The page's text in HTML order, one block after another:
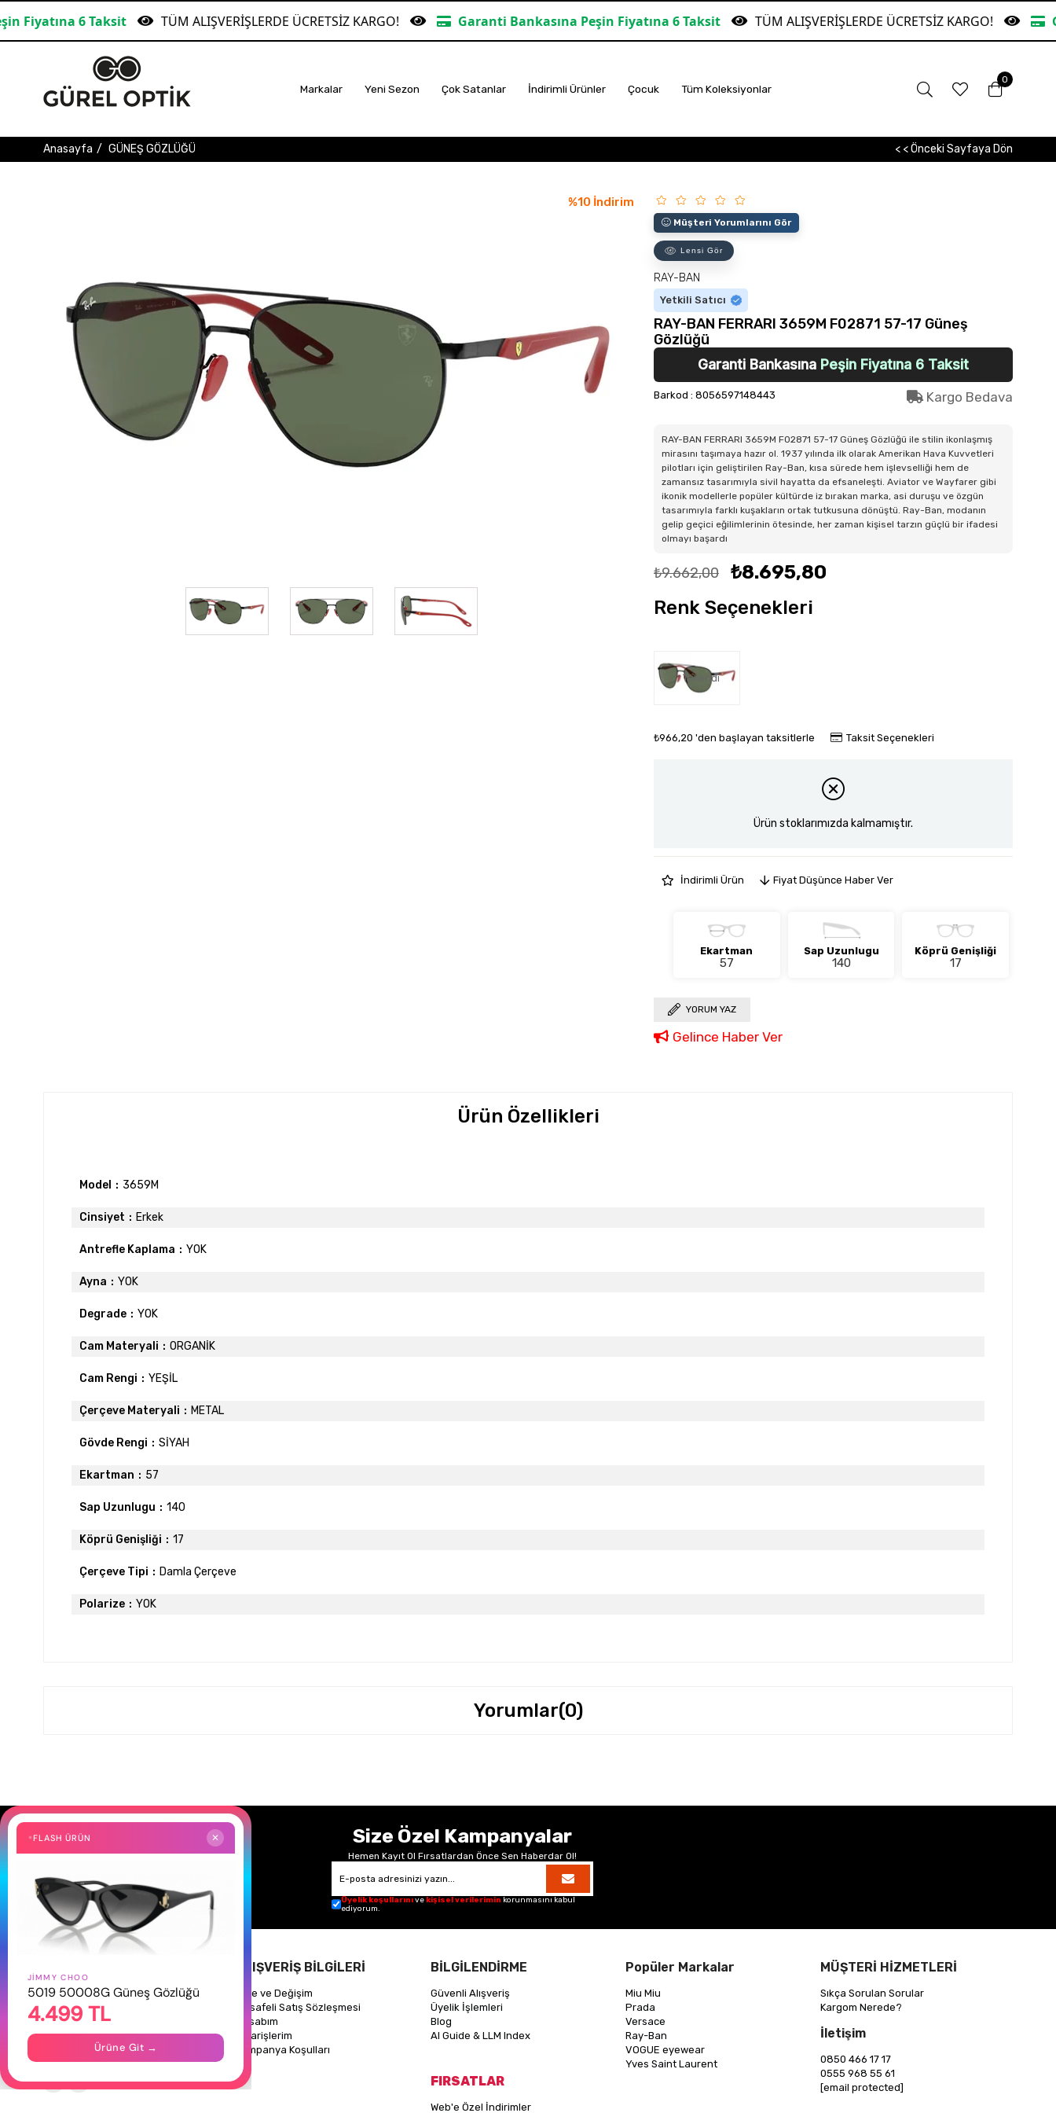
TÜM ALIŞVERİŞLERDE ÜCRETSİZ KARGO! Garanti Bankasına Peşin Fiyatına 6 Taksit TÜM ALIŞVERİŞLERDE ÜCRETSİZ KARGO! Garanti
Markalar Yeni Sezon Çok Satanlar İndirimli Ürünler Çocuk Tüm Koleksiyonlar
0
Anasayfa GÜNEŞ GÖZLÜĞÜ < < Önceki Sayfaya Dön
%10 İndirim
Müşteri Yorumlarını Gör
Lensi Gör
RAY-BAN
Yetkili Satıcı
RAY-BAN FERRARI 3659M F02871 57-17 Güneş
Gözlüğü
Garanti Bankasına Peşin Fiyatına 6 Taksit
Barkod : 8056597148443 Kargo Bedava
RAY-BAN FERRARI 3659M F02871 57-17 Güneş Gözlüğü ile stilin ikonlaşmış
mirasını taşımaya hazır ol. 1937 yılında ilk olarak Amerikan Hava Kuvvetleri
pilotları için geliştirilen Ray-Ban, kısa sürede hem işlevselliği hem de
zamansız tasarımıyla sivil hayatta da efsaneleşti. Aviator ve Wayfarer gibi
ikonik modellerle popüler kültürde iz bırakan marka, asi duruşu ve özgün
tasarımıyla farklı kuşakların ortak tutkusuna dönüştü. Ray-Ban, modanın
gelip geçici eğilimlerinin ötesinde, her zaman kişisel tarzın güçlü bir ifadesi
olmayı başardı
₺9.662,00
₺8.695,80
Renk Seçenekleri
Tükendi
₺966,20 'den başlayan taksitlerle Taksit Seçenekleri
Ürün stoklarımızda kalmamıştır.
İndirimli Ürün Fiyat Düşünce Haber Ver
Ekartman
57
Sap Uzunlugu
140
Köprü Genişliği
17
YORUM YAZ
Gelince Haber Ver
Ürün Özellikleri
Model 3659M
Cinsiyet Erkek
Antrefle Kaplama YOK
Ayna YOK
Degrade YOK
Cam Materyali ORGANİK
Cam Rengi YEŞİL
Çerçeve Materyali METAL
Gövde Rengi SİYAH
Ekartman 57
Sap Uzunlugu 140
Köprü Genişliği 17
Çerçeve Tipi Damla Çerçeve
Polarize YOK
Yorumlar(0)
Size Özel Kampanyalar
Hemen Kayıt Ol Fırsatlardan Önce Sen Haberdar Ol!
Üyelik koşullarınıve kişisel verilerimin korunmasını kabul
ediyorum.
Hakkımızda
Gizlilik Politikası
İletişim
Mağazalarımız
Takipte Kal
ALIŞVERİŞ BİLGİLERİ
İade ve Değişim
Mesafeli Satış Sözleşmesi
Hesabım
Siparişlerim
Kampanya Koşulları
BİLGİLENDİRME
Güvenli Alışveriş
Üyelik İşlemleri
Blog
AI Guide & LLM Index
FIRSATLAR
Web'e Özel İndirimler
Popüler Markalar
Miu Miu
Prada
Versace
Ray-Ban
VOGUE eyewear
Yves Saint Laurent
MÜŞTERİ HİZMETLERİ
Sıkça Sorulan Sorular
Kargom Nerede?
İletişim
0850 466 17 17
0555 968 55 61
[email protected]
FLASH ÜRÜN ✕
JIMMY CHOO
5019 50008G Güneş Gözlüğü
4.499 TL
Ürüne Git →